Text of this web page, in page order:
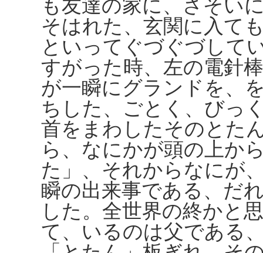
も友達の家に、さそい
そはれた、玄関に入て
といってぐづぐづして
すがった時、左の電針
が一瞬にグランドを、
ちした、ごとく、びっ
首をまわしたそのとた
ら、なにかが頭の上か
た」、それからなにが
瞬の出来事である、だ
した。全世界の終かと
て、いるのは父である